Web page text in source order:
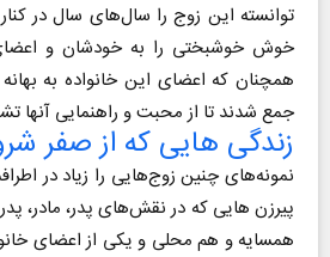
توانسته این زوج را سال‌های سال در
خوش خوشبختی را به خودشان و
همچنان که اعضای این خانواده به
جمع شدند تا از محبت و راهنمایی آنها
زندگی هایی که از صفر
نمونه‌های چنین زوج‌هایی را زیاد در
پیرزن هایی که در نقش‌های پدر، مادر،
همسایه و هم محلی و یکی از اعضای